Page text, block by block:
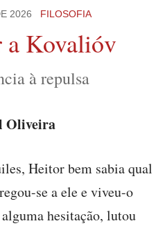
2026 FILOSOFIA
Kovalióv
à repulsa
Oliveira
Heitor bem sabia qual
se a ele e viveu-o
hesitação, lutou